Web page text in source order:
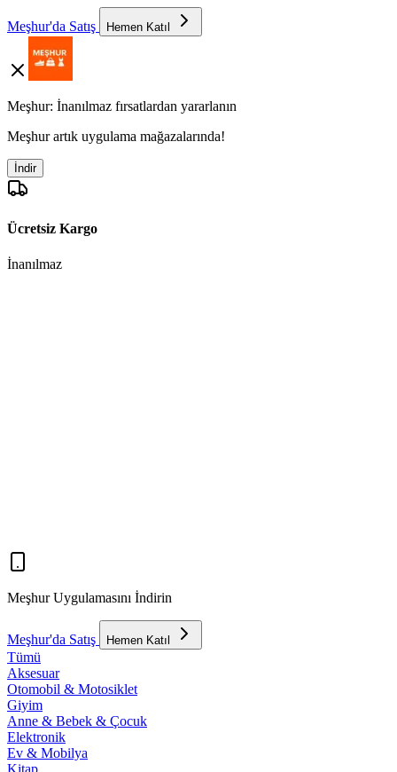
Meşhur'da Satış Hemen Katıl
Meşhur: İnanılmaz fırsatlardan yararlanın
Meşhur artık uygulama mağazalarında!
İndir
Ücretsiz Kargo
İnanılmaz
Meşhur Uygulamasını İndirin
Meşhur'da Satış Hemen Katıl
Tümü
Aksesuar
Otomobil & Motosiklet
Giyim
Anne & Bebek & Çocuk
Elektronik
Ev & Mobilya
Kitap